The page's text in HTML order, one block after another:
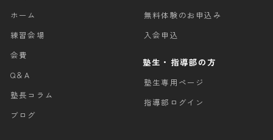
ホーム
練習会場
会費
Q＆A
塾長コラム
ブログ
無料体験のお申込み
入会申込
塾生・指導部の方
塾生専用ページ
指導部ログイン